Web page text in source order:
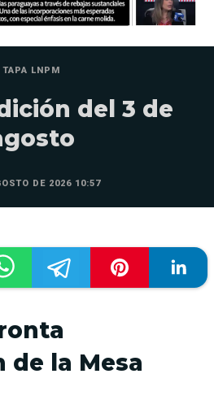
TAPA LNPM
del 3 de
DE 2026 10:57
de la Mesa